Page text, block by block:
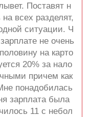
Поставят н
всех разделят,
ситуации. Ч
не очень
на карто
20% за нало
причем как
понадобилась
зарплата была
11 с небол